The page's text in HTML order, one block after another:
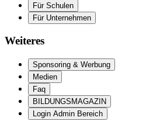
Für Schulen
Für Unternehmen
Weiteres
Sponsoring & Werbung
Medien
Faq
BILDUNGSMAGAZIN
Login Admin Bereich